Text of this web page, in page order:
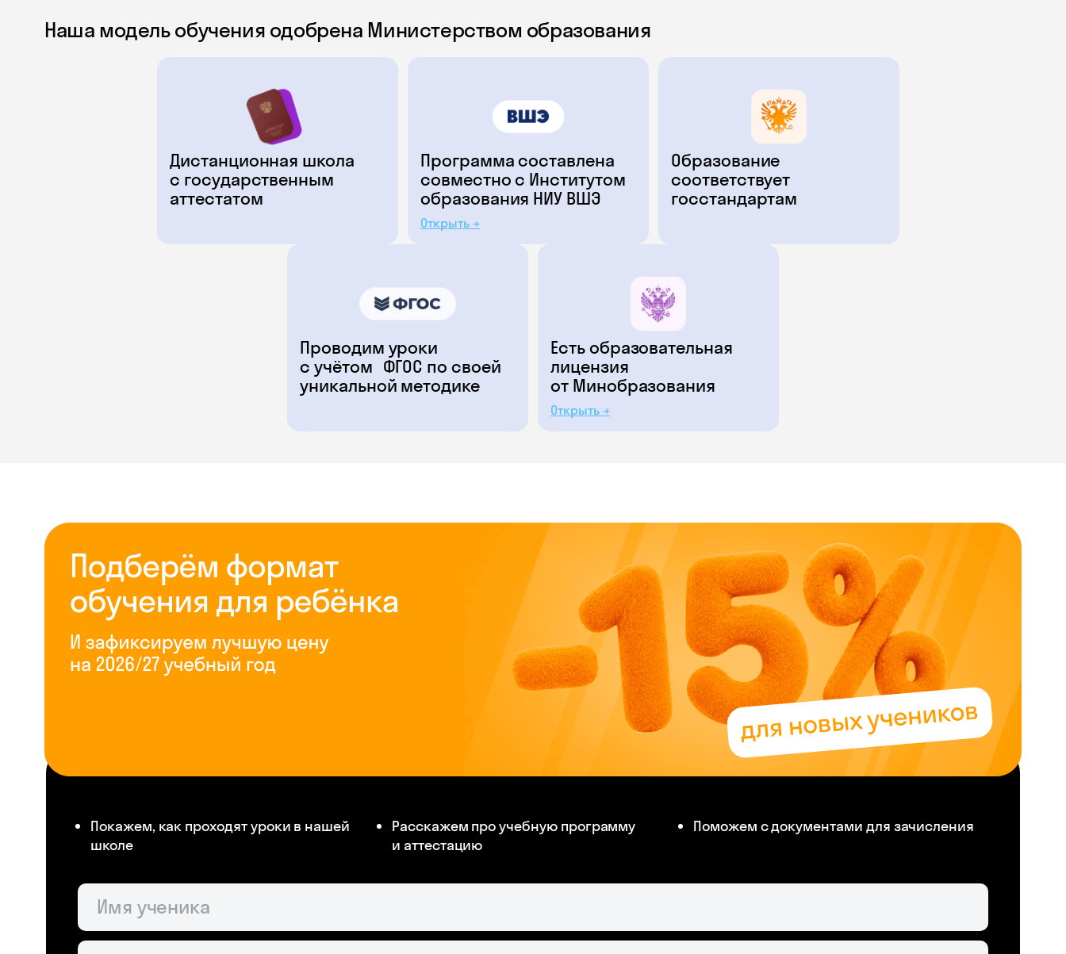
Наша модель обучения одобрена Министерством образования
Дистанционная школа
с государственным
аттестатом
Программа составлена
совместно с Институтом
образования НИУ ВШЭ
Открыть →
Образование
соответствует
госстандартам
Проводим уроки
с учётом ФГОС по своей
уникальной методике
Есть образовательная
лицензия
от Минобразования
Открыть →
Покажем, как проходят уроки в нашей
школе
Расскажем про учебную программу
и аттестацию
Поможем с документами для зачисления
Skysmart Chat